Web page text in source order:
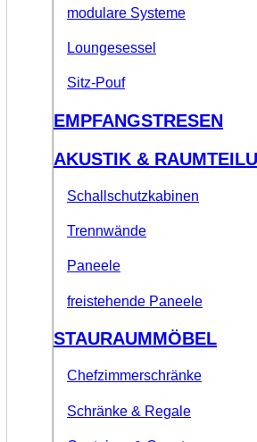
modulare Systeme
Loungesessel
Sitz-Pouf
EMPFANGSTRESEN
AKUSTIK &
Schallschutzkabinen
Trennwände
Paneele
freistehende Paneele
STAURAUMMÖBEL
Chefzimmerschränke
Schränke & Regale